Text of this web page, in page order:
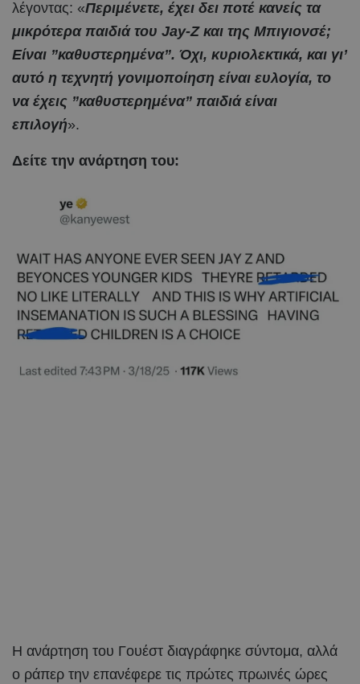
λέγοντας: «Περιμένετε, έχει δει ποτέ κανείς τα
μικρότερα παιδιά του Jay-Z και της Μπιγιονσέ;
Είναι ”καθυστερημένα”. Όχι, κυριολεκτικά, και γι’
αυτό η τεχνητή γονιμοποίηση είναι ευλογία, το
να έχεις ”καθυστερημένα” παιδιά είναι
επιλογή».
Δείτε την ανάρτηση του:
Η ανάρτηση του Γουέστ διαγράφηκε σύντομα, αλλά
ο ράπερ την επανέφερε τις πρώτες πρωινές ώρες